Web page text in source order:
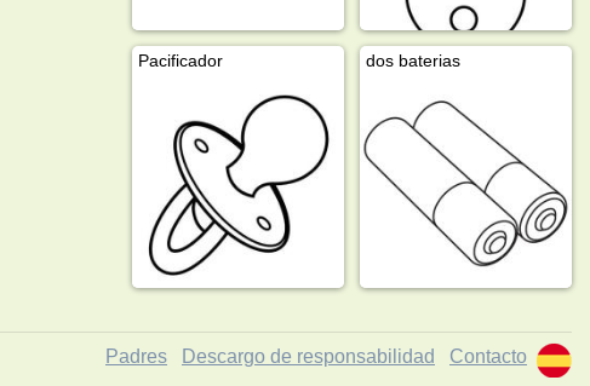
Pacificador dos baterias
Padres Descargo de responsabilidad Contacto